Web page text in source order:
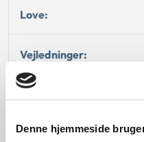
Denne hjemmeside
Love:
Vejledninger:
Afgørelse: